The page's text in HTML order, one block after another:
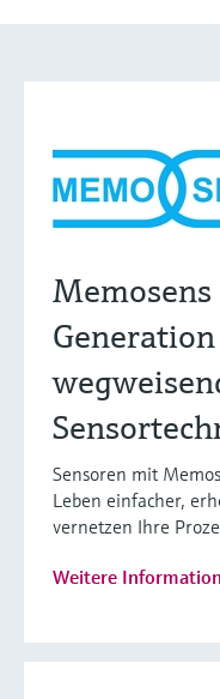
Sensoren mit
Leben einfacher,
vernetzen Ihre
Weitere